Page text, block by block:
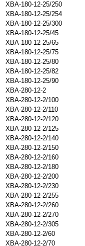
XBA-180-12-25/250
XBA-180-12-25/254
XBA-180-12-25/300
XBA-180-12-25/45
XBA-180-12-25/65
XBA-180-12-25/75
XBA-180-12-25/80
XBA-180-12-25/82
XBA-180-12-25/90
XBA-280-12-2
XBA-280-12-2/100
XBA-280-12-2/110
XBA-280-12-2/120
XBA-280-12-2/125
XBA-280-12-2/140
XBA-280-12-2/150
XBA-280-12-2/160
XBA-280-12-2/180
XBA-280-12-2/200
XBA-280-12-2/230
XBA-280-12-2/255
XBA-280-12-2/260
XBA-280-12-2/270
XBA-280-12-2/305
XBA-280-12-2/60
XBA-280-12-2/70